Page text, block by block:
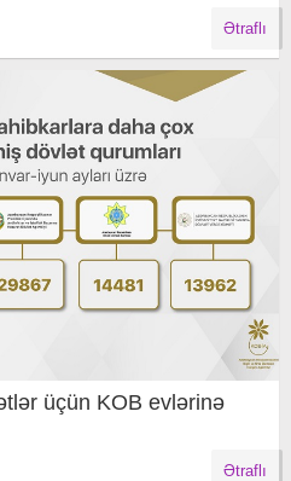
Ətraflı
üçün KOB evlərinə
Ətraflı